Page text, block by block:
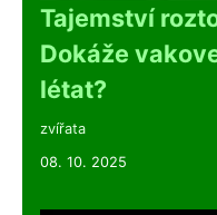
Tajemství
Dokáže
létat?
zvířata
08. 10. 2025